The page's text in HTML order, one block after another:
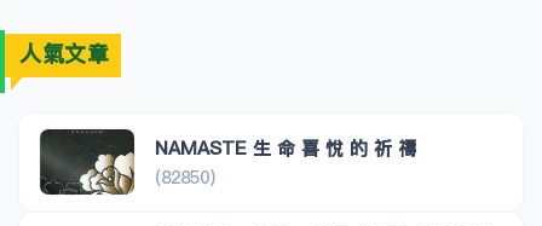
人氣文章
NAMASTE 生 命 喜 悅 的 祈 禱
(82850)